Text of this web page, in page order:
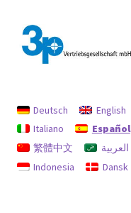
la
navegación
al
contenido
Máquinas usadas
Mi cuenta
Deutsch English
Italiano
Español
繁體中文
العربية
Indonesia
Dansk